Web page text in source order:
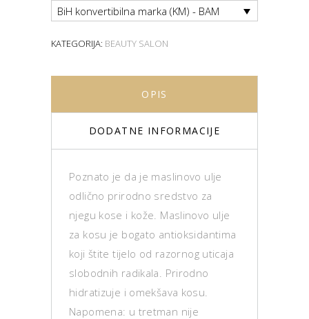
BiH konvertibilna marka (KM) - BAM
KATEGORIJA: BEAUTY SALON
OPIS
DODATNE INFORMACIJE
Poznato je da je maslinovo ulje
odlično prirodno sredstvo za
njegu kose i kože. Maslinovo ulje
za kosu je bogato antioksidantima
koji štite tijelo od razornog uticaja
slobodnih radikala. Prirodno
hidratizuje i omekšava kosu.
Napomena: u tretman nije